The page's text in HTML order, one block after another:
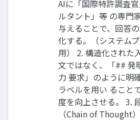
AIに「国際特許調査
ルタント」等 の専門
与えることで、回答
化する。（システム
用） 2. 構造化された
文ではなく、「## 発
力 要求」のように明
ラベルを用い ること
度を向上させる。 3.
（Chain of Thought